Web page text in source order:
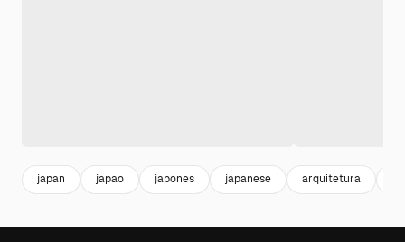
japan japao japones japanese arquitetura